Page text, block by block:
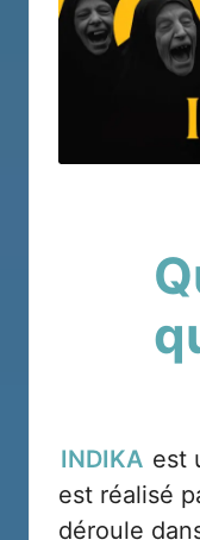
INDIKA est
est réalisé
déroule